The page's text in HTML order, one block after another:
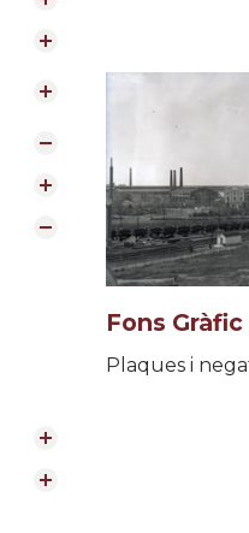
Fons Gràfic
Plaques i